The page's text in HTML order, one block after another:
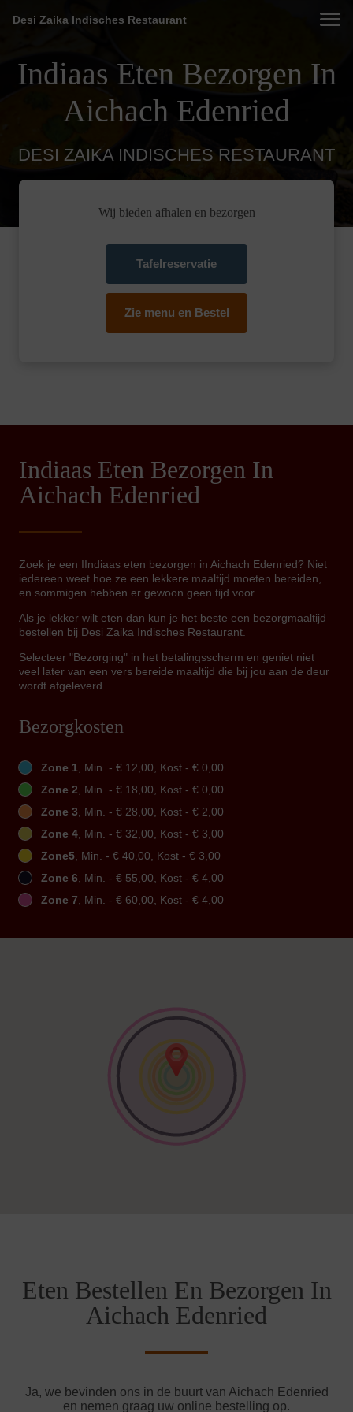
Desi Zaika Indisches Restaurant
Indiaas Eten Bezorgen In
Aichach Edenried
DESI ZAIKA INDISCHES RESTAURANT
Wij bieden afhalen en bezorgen
Tafelreservatie
Zie menu en Bestel
Indiaas Eten Bezorgen In
Aichach Edenried
Zoek je een IIndiaas eten bezorgen in Aichach Edenried? Niet
iedereen weet hoe ze een lekkere maaltijd moeten bereiden,
en sommigen hebben er gewoon geen tijd voor.
Als je lekker wilt eten dan kun je het beste een bezorgmaaltijd
bestellen bij Desi Zaika Indisches Restaurant.
Selecteer "Bezorging" in het betalingsscherm en geniet niet
veel later van een vers bereide maaltijd die bij jou aan de deur
wordt afgeleverd.
Bezorgkosten
Zone 1, Min. - € 12,00, Kost - € 0,00
Zone 2, Min. - € 18,00, Kost - € 0,00
Zone 3, Min. - € 28,00, Kost - € 2,00
Zone 4, Min. - € 32,00, Kost - € 3,00
Zone5, Min. - € 40,00, Kost - € 3,00
Zone 6, Min. - € 55,00, Kost - € 4,00
Zone 7, Min. - € 60,00, Kost - € 4,00
Eten Bestellen En Bezorgen In
Aichach Edenried
Ja, we bevinden ons in de buurt van Aichach Edenried
en nemen graag uw online bestelling op.